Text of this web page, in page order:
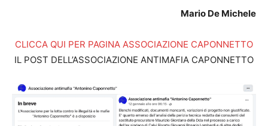
Mario De Michele
CLICCA QUI PER PAGINA ASSOCIAZIONE CAPONNETTO
IL POST DELL’ASSOCIAZIONE ANTIMAFIA CAPONNETTO